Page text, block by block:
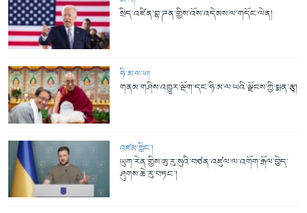
སྲིད་འཛིན་བྷ་ཌན་གྱིས་འོས་འདེམས་ལ་གདོང་ལེན།
ཧི་མ་ལ་ཡ།
གནམ་གཤིས་འགྱུར་ལྡོག་དང་ཧི་མ་ལ་ཡའི་ལྗོངས་ཀྱི་སྨན་རྩྭ།
འཛམ་གླིང་།
ཡུཀ་རེན་གྱིས་ཨུ་རུ་སུའི་བཙན་འཛུལ་ལ་འགོག་རྒོལ་བྱེད་
ཤུགས་ཆེ་རུ་བཏང་།